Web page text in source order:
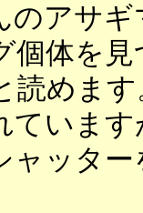
のアサ
個体を
読めます
ていま
ャッタ